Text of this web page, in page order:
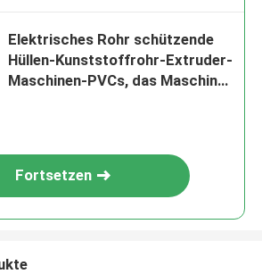
Elektrisches Rohr schützende
Hüllen-Kunststoffrohr-Extruder-
Maschinen-PVCs, das Maschine
Fortsetzen